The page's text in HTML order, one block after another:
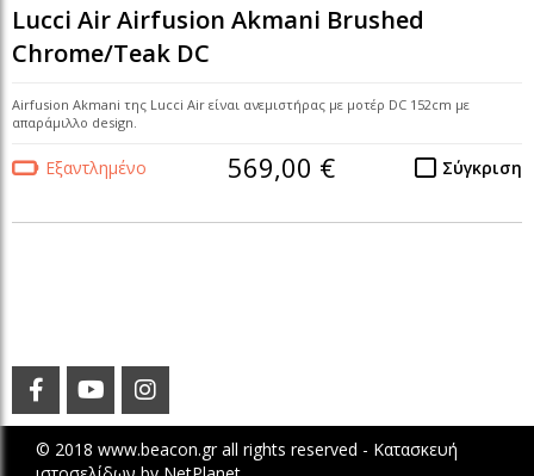
Lucci Air Airfusion Akmani Brushed
Chrome/Teak DC
Airfusion Akmani της Lucci Air είναι ανεμιστήρας με μοτέρ DC 152cm με
απαράμιλλο design.
Εξαντλημένο Σύγκριση
569,00 €
© 2018 www.beacon.gr all rights reserved - Κατασκευή